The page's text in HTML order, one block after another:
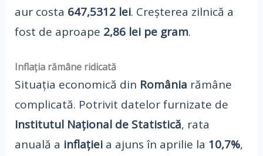
aur costa 647,5312 lei. Creșterea zilnică a
fost de aproape 2,86 lei pe gram.
Inflația rămâne ridicată
Situația economică din România rămâne
complicată. Potrivit datelor furnizate de
Institutul Național de Statistică, rata
anuală a inflațieia ajuns în aprilie la 10,7%,